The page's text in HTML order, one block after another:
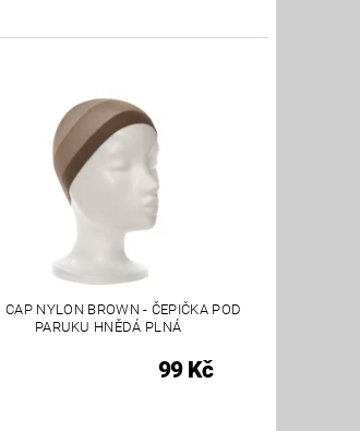
CAP NYLON BROWN - ČEPIČKA POD
PARUKU HNĚDÁ PLNÁ
99 Kč